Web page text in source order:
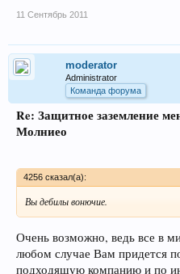
11 Сентябрь 2011
moderator
Administrator
Команда форума
Re: Защитное заземление
Молниео
4256 сказал(а):
Вы дебилы вонючие.
Очень возможно, ведь все в
любом случае Вам придется
подходящую компанию и по